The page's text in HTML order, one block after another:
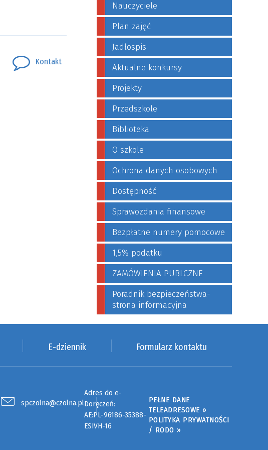
Kontakt
Nauczyciele
Plan zajęć
Jadłospis
Aktualne konkursy
Projekty
Przedszkole
Biblioteka
O szkole
Ochrona danych osobowych
Dostępność
Sprawozdania finansowe
Bezpłatne numery pomocowe
1,5% podatku
ZAMÓWIENIA PUBLCZNE
Poradnik bezpieczeństwa-
strona informacyjna
E-dziennik Formularz kontaktu
spczolna@czolna.pl
Adres do e-
Doręczeń:
AE:PL-96186-35388-
ESIVH-16
PEŁNE DANE
TELEADRESOWE »
POLITYKA PRYWATNOŚCI
/ RODO »